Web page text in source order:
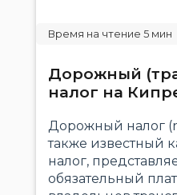
Дорожный
налог на
Дорожный налог
также известный
налог,
обязательный